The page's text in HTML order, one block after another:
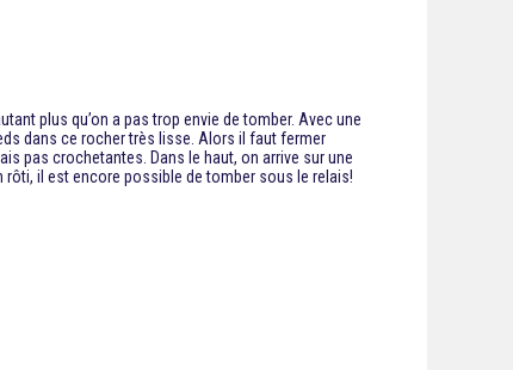
plus qu’on a pas trop envie de tomber. Avec une
dans ce rocher très lisse. Alors il faut fermer
pas crochetantes. Dans le haut, on arrive sur une
rôti, il est encore possible de tomber sous le relais!